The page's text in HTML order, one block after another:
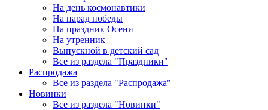
На день космонавтики
На парад победы
На праздник Осени
На утренник
Выпускной в детский сад
Все из раздела "Праздники"
Распродажа
Все из раздела "Распродажа"
Новинки
Все из раздела "Новинки"